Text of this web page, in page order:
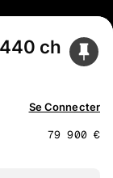
ch
Se Connecter
79 900 €